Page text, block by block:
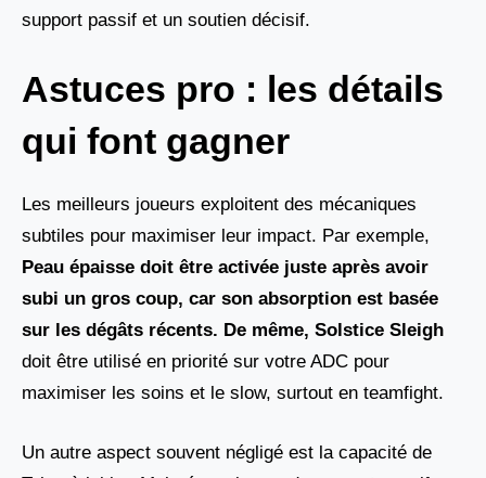
support passif et un soutien décisif.
Astuces pro : les détails
qui font gagner
Les meilleurs joueurs exploitent des mécaniques
subtiles pour maximiser leur impact. Par exemple,
Peau épaisse doit être activée juste après avoir
subi un gros coup, car son absorption est basée
sur les dégâts récents. De même, Solstice Sleigh
doit être utilisé en priorité sur votre ADC pour
maximiser les soins et le slow, surtout en teamfight.
Un autre aspect souvent négligé est la capacité de